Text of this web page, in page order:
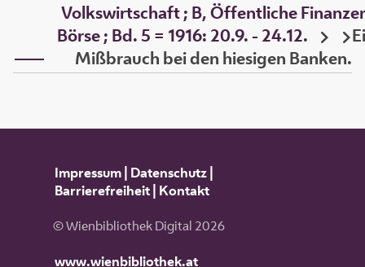
Volkswirtschaft ; B, Öffentliche
Börse ; Bd. 5 = 1916: 20.9. - 24.12.
Mißbrauch bei den hiesigen Banken.
Impressum| Datenschutz|
Barrierefreiheit| Kontakt
© Wienbibliothek Digital 2026
www.wienbibliothek.at